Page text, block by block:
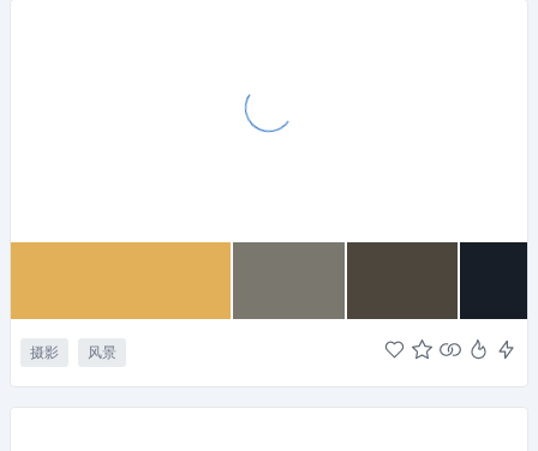
摄影 风景